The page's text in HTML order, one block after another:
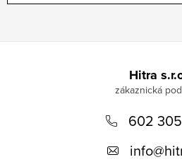
Hitra
602
info@